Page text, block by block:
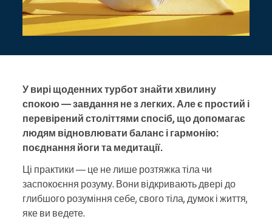
У вирі щоденних турбот знайти хвилину
спокою — завдання не з легких. Але є простий і
перевірений століттями спосіб, що допомагає
людям відновлювати баланс і гармонію:
поєднання йоги та медитації.
Ці практики — це не лише розтяжка тіла чи
заспокоєння розуму. Вони відкривають двері до
глибшого розуміння себе, свого тіла, думок і життя,
яке ви ведете.